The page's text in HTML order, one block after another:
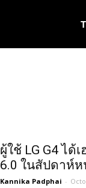
ผู้ใช้ LG G4 ได้
6.0 ในสัปดาห์ห
Kannika Padphai -